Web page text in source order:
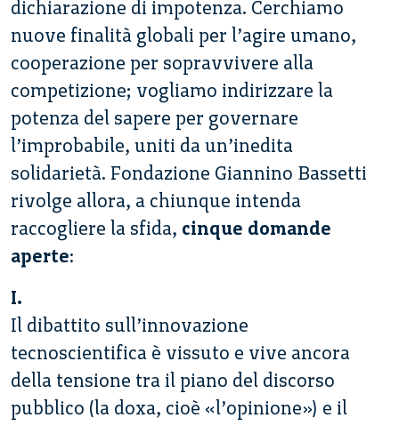
dichiarazione di impotenza. Cerchiamo
nuove finalità globali per l’agire umano,
cooperazione per sopravvivere alla
competizione; vogliamo indirizzare la
potenza del sapere per governare
l’improbabile, uniti da un’inedita
solidarietà. Fondazione Giannino Bassetti
rivolge allora, a chiunque intenda
raccogliere la sfida, cinque domande
aperte:
I.
Il dibattito sull’innovazione
tecnoscientifica è vissuto e vive ancora
della tensione tra il piano del discorso
pubblico (la doxa, cioè «l’opinione») e il